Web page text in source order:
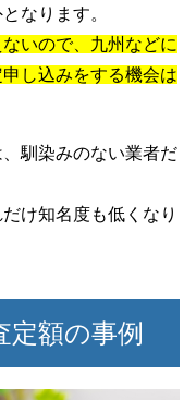
なります。
いので、九州などに
し込みをする機会は
馴染みのない業者だ
け知名度も低くなり
定額の事例